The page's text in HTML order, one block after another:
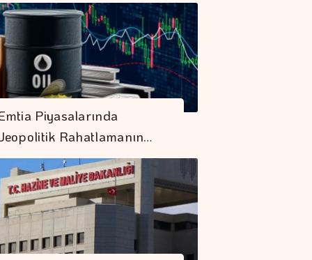
Piyasalarında
Rahatlamanın…